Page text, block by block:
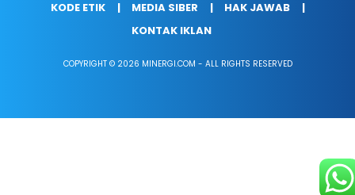
KODE ETIK
MEDIA SIBER
HAK JAWAB
KONTAK IKLAN
COPYRIGHT © 2026 MINERGI.COM - ALL RIGHTS RESERVED